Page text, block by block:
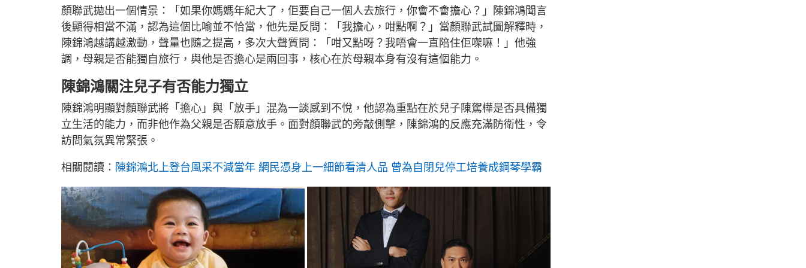
顏聯武拋出一個情景：「如果你媽媽年紀大了，佢要自己一個人去旅行，你會不會擔心？」陳錦鴻聞言
後顯得相當不滿，認為這個比喻並不恰當，他先是反問：「我擔心，咁點啊？」當顏聯武試圖解釋時，
陳錦鴻越講越激動，聲量也隨之提高，多次大聲質問：「咁又點呀？我唔會一直陪住佢㗎嘛！」他強
調，母親是否能獨自旅行，與他是否擔心是兩回事，核心在於母親本身有沒有這個能力。
陳錦鴻關注兒子有否能力獨立
陳錦鴻明顯對顏聯武將「擔心」與「放手」混為一談感到不悅，他認為重點在於兒子陳駕樺是否具備獨
立生活的能力，而非他作為父親是否願意放手。面對顏聯武的旁敲側擊，陳錦鴻的反應充滿防衛性，令
訪問氣氛異常緊張。
相關閱讀： 陳錦鴻北上登台風采不減當年 網民憑身上一細節看清人品 曾為自閉兒停工培養成鋼琴學霸